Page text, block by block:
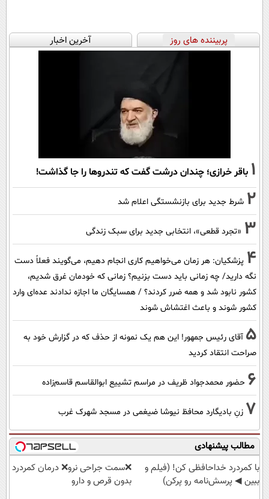
پربیننده های روز آخرین اخبار
1 باقر خرازی؛ چندان درشت گفت که تندروها را جا گذاشت!
2 شرط جدید برای بازنشستگی اعلام شد
3 «تجرد قطعی»، انتخابی جدید برای سبک زندگی
4 پزشکیان: هر زمان می‌خواهیم کاری انجام دهیم، می‌گویند فعلاً دست
نگه دارید/ چه زمانی باید دست بزنیم؟ زمانی که خودمان غرق شدیم،
کشور نابود شد و همه ضرر کردند؟ / همسایگان ما اجازه ندادند عده‌ای وارد
کشور شوند و باعث اغتشاش شوند
5 آقای رئیس جمهور! این هم یک نمونه از حذف که در گزارش خود به
صراحت انتقاد کردید
6 حضور محمدجواد ظریف در مراسم تشییع ابوالقاسم قاسم‌زاده
7 زنِ بادیگارد محافظ نیوشا ضیغمی در مسجد شهرک غرب
مطالب پیشنهادی
با کمردرد خداحافظی کن! (فیلم و
ببین ◀ پرسش‌نامه رو پرکن)
❌سمت جراحی نرو❌ درمان کمردرد
بدون قرص و دارو